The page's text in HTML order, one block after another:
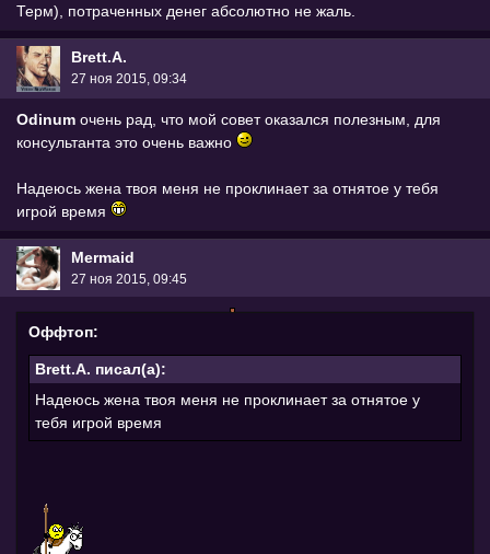
Терм), потраченных денег абсолютно не жаль.
Brett.A.
27 ноя 2015, 09:34
Odinum очень рад, что мой совет оказался полезным, для
консультанта это очень важно
Надеюсь жена твоя меня не проклинает за отнятое у тебя
игрой время
Mermaid
27 ноя 2015, 09:45
Оффтоп:
Brett.A. писал(а):
Надеюсь жена твоя меня не проклинает за отнятое у
тебя игрой время